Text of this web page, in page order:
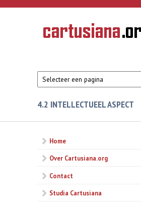
Overslaan en naar de inhoud gaan
Geschiedenis
van de
4.2 INTELLECTUEEL ASPECT
Home
Over Cartusiana.org
Contact
Studia Cartusiana